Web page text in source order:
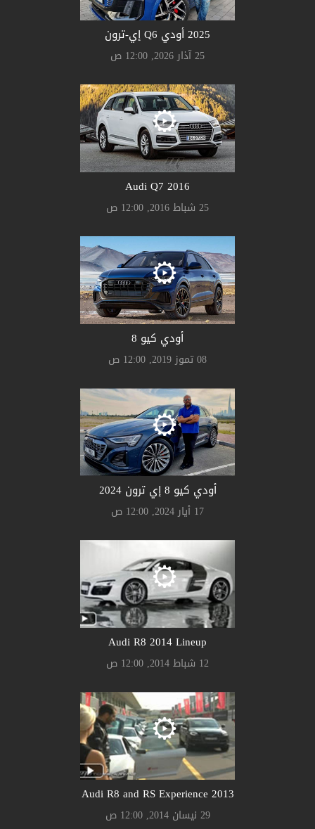
2025 أودي Q6 إي-ترون
25 آذار 2026, 12:00 ص
Audi Q7 2016
25 شباط 2016, 12:00 ص
أودي كيو 8
08 تموز 2019, 12:00 ص
أودي كيو 8 إي ترون 2024
17 أيار 2024, 12:00 ص
Audi R8 2014 Lineup
12 شباط 2014, 12:00 ص
Audi R8 and RS Experience 2013
29 نيسان 2014, 12:00 ص